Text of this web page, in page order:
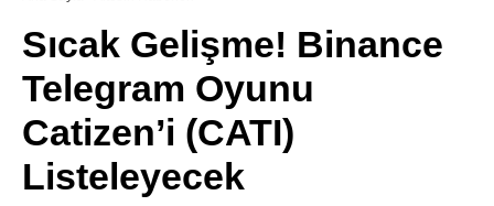
Youtube
Sıcak Gelişme! Binance
Telegram Oyunu
Catizen’i (CATI)
Listeleyecek